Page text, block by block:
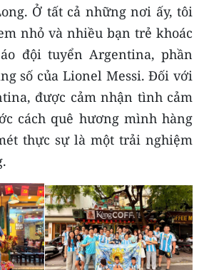
Ở tất cả những nơi ấy, tôi
nhỏ và nhiều bạn trẻ khoác
đội tuyển Argentina, phần
số của Lionel Messi. Đối với
được cảm nhận tình cảm
cách quê hương mình hàng
thực sự là một trải nghiệm